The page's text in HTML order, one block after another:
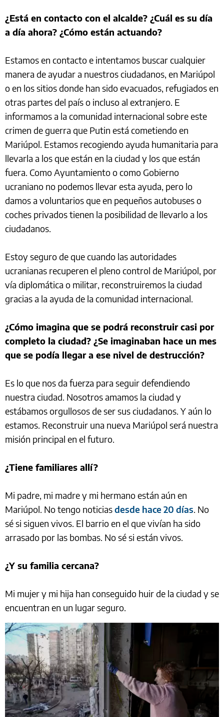
¿Está en contacto con el alcalde? ¿Cuál es su día
a día ahora? ¿Cómo están actuando?
Estamos en contacto e intentamos buscar cualquier
manera de ayudar a nuestros ciudadanos, en Mariúpol
o en los sitios donde han sido evacuados, refugiados en
otras partes del país o incluso al extranjero. E
informamos a la comunidad internacional sobre este
crimen de guerra que Putin está cometiendo en
Mariúpol. Estamos recogiendo ayuda humanitaria para
llevarla a los que están en la ciudad y los que están
fuera. Como Ayuntamiento o como Gobierno
ucraniano no podemos llevar esta ayuda, pero lo
damos a voluntarios que en pequeños autobuses o
coches privados tienen la posibilidad de llevarlo a los
ciudadanos.
Estoy seguro de que cuando las autoridades
ucranianas recuperen el pleno control de Mariúpol, por
vía diplomática o militar, reconstruiremos la ciudad
gracias a la ayuda de la comunidad internacional.
¿Cómo imagina que se podrá reconstruir casi por
completo la ciudad? ¿Se imaginaban hace un mes
que se podía llegar a ese nivel de destrucción?
Es lo que nos da fuerza para seguir defendiendo
nuestra ciudad. Nosotros amamos la ciudad y
estábamos orgullosos de ser sus ciudadanos. Y aún lo
estamos. Reconstruir una nueva Mariúpol será nuestra
misión principal en el futuro.
¿Tiene familiares allí?
Mi padre, mi madre y mi hermano están aún en
Mariúpol. No tengo noticiasdesde hace 20 días. No
sé si siguen vivos. El barrio en el que vivían ha sido
arrasado por las bombas. No sé si están vivos.
¿Y su familia cercana?
Mi mujer y mi hija han conseguido huir de la ciudad y se
encuentran en un lugar seguro.